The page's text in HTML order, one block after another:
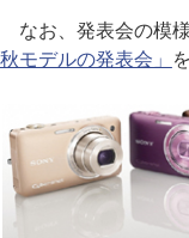
なお、発表会の模
秋モデルの発表会」